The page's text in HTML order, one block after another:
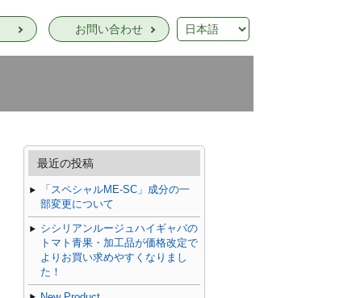
お問い合わせ
最近の投稿
「スペシャルME-SC」成分の一
部変更について
シシリアンルージュハイギャバの
トマト青果・加工品が価格改定で
よりお買い求めやすくなりまし
た！